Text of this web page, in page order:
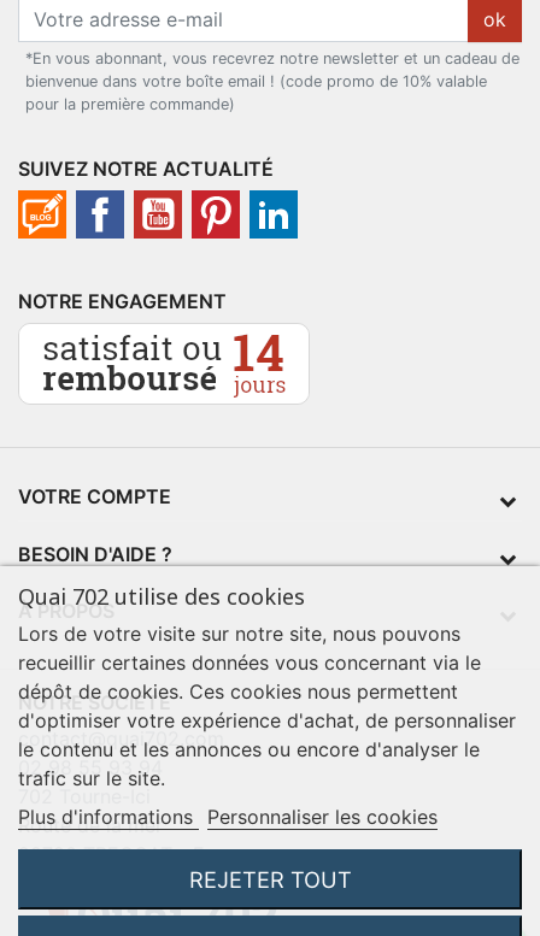
ok
*En vous abonnant, vous recevrez notre newsletter et un cadeau de
bienvenue dans votre boîte email ! (code promo de 10% valable
pour la première commande)
SUIVEZ NOTRE ACTUALITÉ
NOTRE ENGAGEMENT
VOTRE COMPTE
BESOIN D'AIDE ?
À PROPOS
NOTRE SOCIÉTÉ
contact@quai702.com
02 98 55 93 94
Route de la mer
29720 TREOGAT - France
Quai 702 utilise des cookies
Lors de votre visite sur notre site, nous pouvons
recueillir certaines données vous concernant via le
dépôt de cookies. Ces cookies nous permettent
d'optimiser votre expérience d'achat, de personnaliser
le contenu et les annonces ou encore d'analyser le
trafic sur le site.
Plus d'informations
Personnaliser les cookies
REJETER TOUT